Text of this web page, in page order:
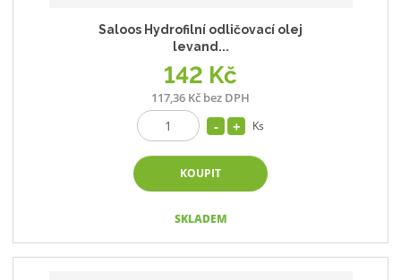
Saloos Hydrofilní odličovací olej
levand...
142 Kč
117,36 Kč bez DPH
Ks
KOUPIT
SKLADEM